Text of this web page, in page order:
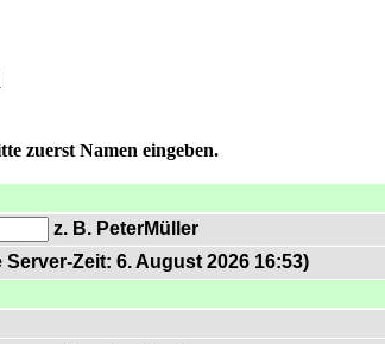
zuerst Namen eingeben.
z. B. PeterMüller
Zeit: 6. August 2026 16:53)